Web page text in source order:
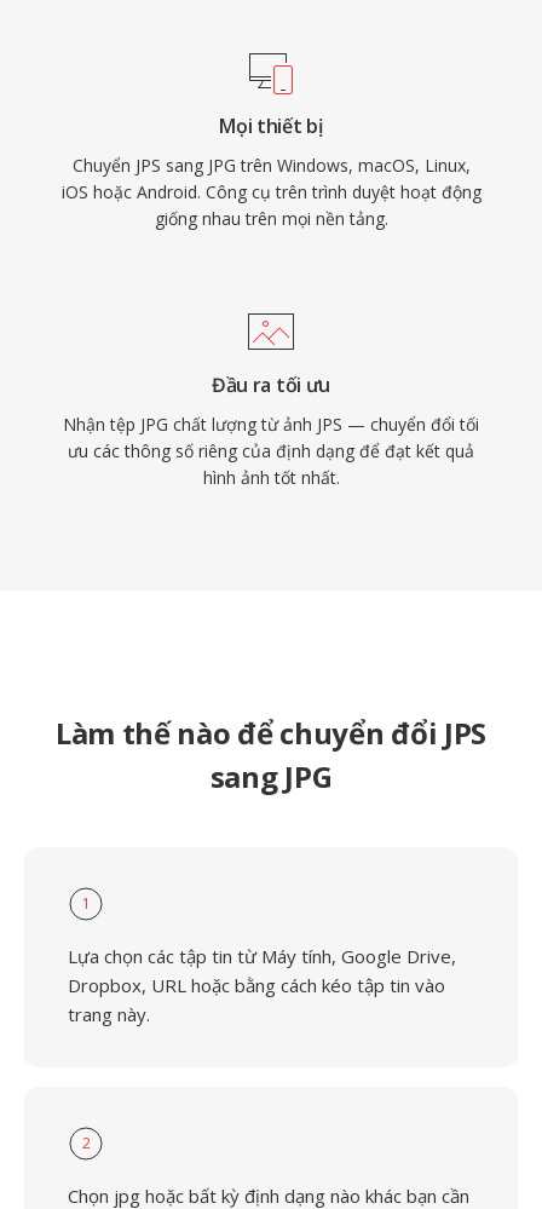
Mọi thiết bị
Chuyển JPS sang JPG trên Windows, macOS, Linux,
iOS hoặc Android. Công cụ trên trình duyệt hoạt động
giống nhau trên mọi nền tảng.
Đầu ra tối ưu
Nhận tệp JPG chất lượng từ ảnh JPS — chuyển đổi tối
ưu các thông số riêng của định dạng để đạt kết quả
hình ảnh tốt nhất.
Làm thế nào để chuyển đổi JPS
sang JPG
1
Lựa chọn các tập tin từ Máy tính, Google Drive,
Dropbox, URL hoặc bằng cách kéo tập tin vào
trang này.
2
Chọn jpg hoặc bất kỳ định dạng nào khác bạn cần